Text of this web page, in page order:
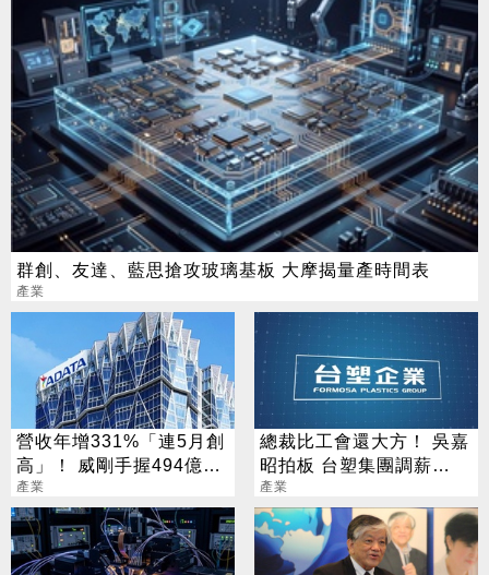
群創、友達、藍思搶攻玻璃基板 大摩揭量產時間表
產業
營收年增331%「連5月創
高」！ 威剛手握494億庫
存：明年會更缺
產業
總裁比工會還大方！ 吳嘉
昭拍板 台塑集團調薪
4.5%
產業